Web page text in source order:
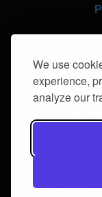
We use
experience,
analyze our
© 2016-